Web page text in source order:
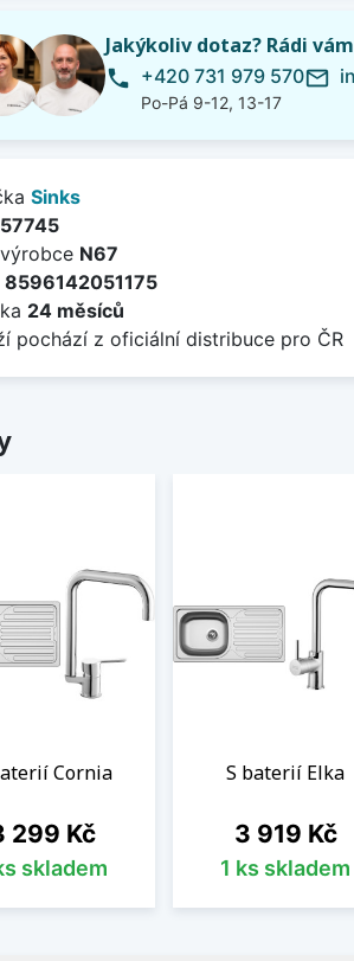
Jakýkoliv dotaz? Rádi
phone +420 731 979 570
Po-Pá 9-12, 13-17
mail_outline
Sinks
57745
N67
8596142051175
24 měsíců
pochází z oficiální distribuce pro ČR
Cornia
299 Kč
skladem
S baterií Elka
Cena
3 919 Kč
1 ks skladem